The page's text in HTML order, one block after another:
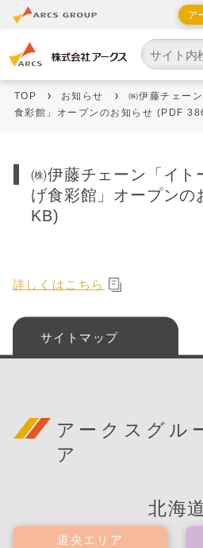
ア
TOP お知らせ
㈱伊藤チェー
食彩館」オープンのお知らせ (PDF
㈱伊藤チェーン「イト
げ食彩館」オープン
KB)
詳しくはこちら
サイトマップ
アークスグル
ア
北海道
道央エリア